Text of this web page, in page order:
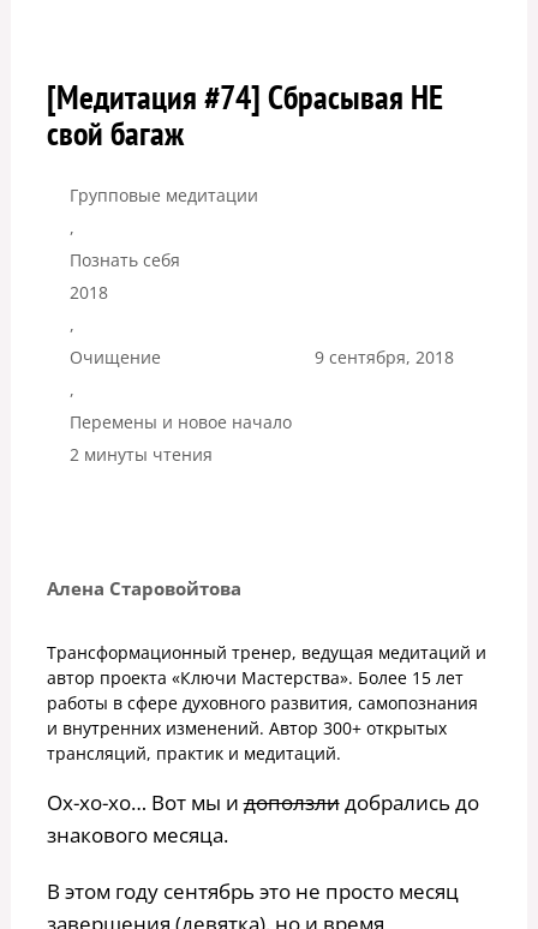
[Медитация #74] Сбрасывая НЕ
свой багаж
Групповые медитации
,
Познать себя
2018
,
Очищение
,
Перемены и новое начало
9 сентября, 2018
2 минуты чтения
Алена Старовойтова
Трансформационный тренер, ведущая медитаций и
автор проекта «Ключи Мастерства». Более 15 лет
работы в сфере духовного развития, самопознания
и внутренних изменений. Автор 300+ открытых
трансляций, практик и медитаций.
Ох-хо-хо… Вот мы идоползлидобрались до
знакового месяца.
В этом году сентябрь это не просто месяц